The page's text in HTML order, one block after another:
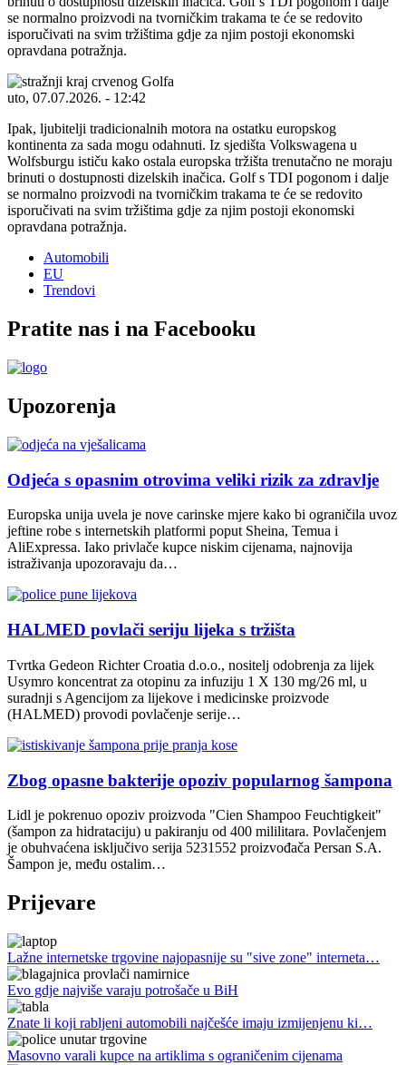
se normalno proizvodi na tvorničkim trakama te će se redovito
isporučivati na svim tržištima gdje za njim postoji ekonomski
opravdana potražnja.
uto, 07.07.2026. - 12:42
Ipak, ljubitelji tradicionalnih motora na ostatku europskog
kontinenta za sada mogu odahnuti. Iz sjedišta Volkswagena u
Wolfsburgu ističu kako ostala europska tržišta trenutačno ne moraju
brinuti o dostupnosti dizelskih inačica. Golf s TDI pogonom i dalje
se normalno proizvodi na tvorničkim trakama te će se redovito
isporučivati na svim tržištima gdje za njim postoji ekonomski
opravdana potražnja.
Automobili
EU
Trendovi
Pratite nas i na Facebooku
Upozorenja
Odjeća s opasnim otrovima veliki rizik za zdravlje
Europska unija uvela je nove carinske mjere kako bi ograničila uvoz
jeftine robe s internetskih platformi poput Sheina, Temua i
AliExpressa. Iako privlače kupce niskim cijenama, najnovija
istraživanja upozoravaju da…
HALMED povlači seriju lijeka s tržišta
Tvrtka Gedeon Richter Croatia d.o.o., nositelj odobrenja za lijek
Usymro koncentrat za otopinu za infuziju 1 X 130 mg/26 ml, u
suradnji s Agencijom za lijekove i medicinske proizvode
(HALMED) provodi povlačenje serije…
Zbog opasne bakterije opoziv popularnog šampona
Lidl je pokrenuo opoziv proizvoda "Cien Shampoo Feuchtigkeit"
(šampon za hidrataciju) u pakiranju od 400 mililitara. Povlačenjem
je obuhvaćena isključivo serija 5231552 proizvođača Persan S.A.
Šampon je, među ostalim…
Prijevare
Lažne internetske trgovine najopasnije su "sive zone" interneta…
Evo gdje najviše varaju potrošače u BiH
Znate li koji rabljeni automobili najčešće imaju izmijenjenu ki…
Masovno varali kupce na artiklima s ograničenim cijenama